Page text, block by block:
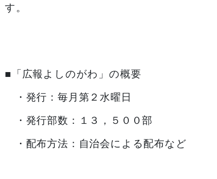
す。
■「広報よしのがわ」の概要
・発行：毎月第２水曜日
・発行部数：１３，５００部
・配布方法：自治会による配布など